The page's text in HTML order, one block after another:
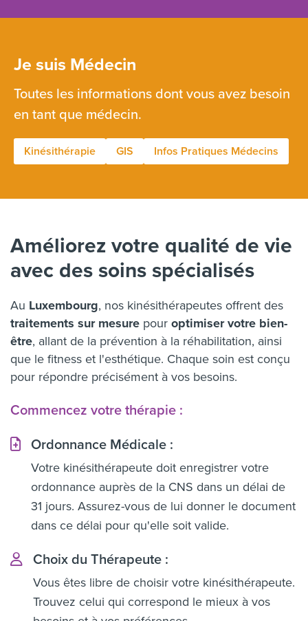
Je suis Médecin
Toutes les informations dont vous avez besoin
en tant que médecin.
Kinésithérapie GIS Infos Pratiques Médecins
Améliorez votre qualité de vie
avec des soins spécialisés
Au Luxembourg, nos kinésithérapeutes offrent des
traitements sur mesure pour optimiser votre bien-
être, allant de la prévention à la réhabilitation, ainsi
que le fitness et l'esthétique. Chaque soin est conçu
pour répondre précisément à vos besoins.
Commencez votre thérapie :
Ordonnance Médicale :
Votre kinésithérapeute doit enregistrer votre
ordonnance auprès de la CNS dans un délai de
31 jours. Assurez-vous de lui donner le document
dans ce délai pour qu'elle soit valide.
Choix du Thérapeute :
Vous êtes libre de choisir votre kinésithérapeute.
Trouvez celui qui correspond le mieux à vos